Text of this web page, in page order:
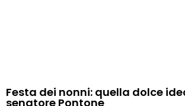
Festa dei nonni: quella dolce
senatore Pontone